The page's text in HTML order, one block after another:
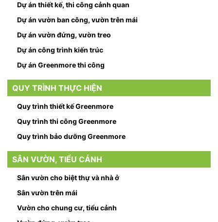
Dự án thiết kế, thi công cảnh quan
Dự án vườn ban công, vườn trên mái
Dự án vườn đứng, vườn treo
Dự án công trình kiến trúc
Dự án Greenmore thi công
QUY TRÌNH THỰC HIỆN
Quy trình thiết kế Greenmore
Quy trình thi công Greenmore
Quy trình bảo dưỡng Greenmore
SÂN VƯỜN, TIỂU CẢNH
Sân vườn cho biệt thự và nhà ở
Sân vườn trên mái
Vườn cho chung cư, tiểu cảnh